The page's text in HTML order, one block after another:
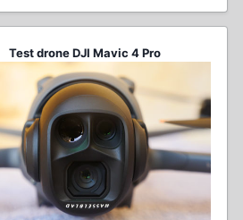
Test drone DJI Mavic 4 Pro